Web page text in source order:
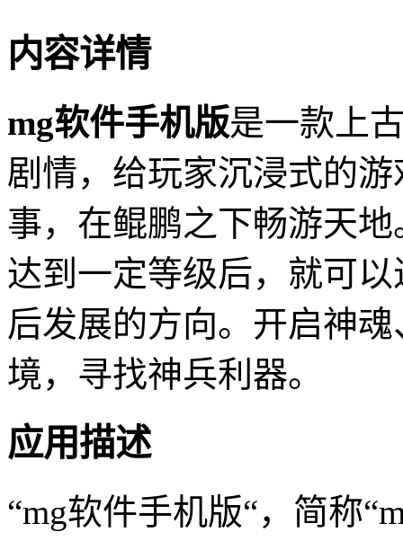
内容详情
mg软件手机版是一款上
剧情，给玩家沉浸式的
事，在鲲鹏之下畅游天
达到一定等级后，就可
后发展的方向。开启神
境，寻找神兵利器。
应用描述
“mg软件手机版“，简称